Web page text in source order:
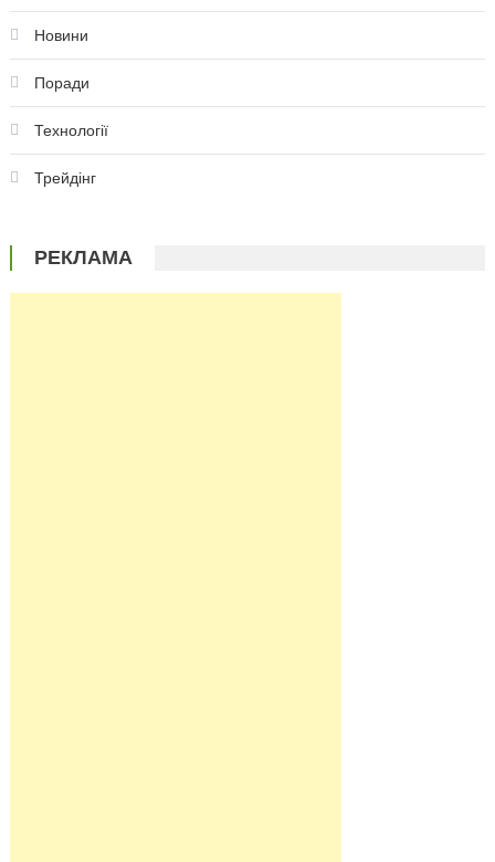
Новини
Поради
Технології
Трейдінг
РЕКЛАМА